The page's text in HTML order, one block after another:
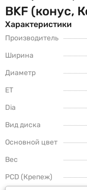
BKF (конус,
Характеристики
Производитель
Ширина
Диаметр
ET
Dia
Вид диска
Основной цвет
Вес
PCD (Крепеж)